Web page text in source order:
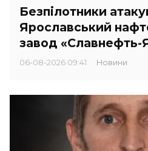
Безпілотники
Ярославський
завод
06-08-2026 09:41 Новини